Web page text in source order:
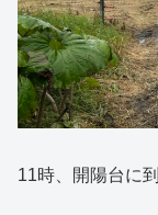
11時、開陽台に